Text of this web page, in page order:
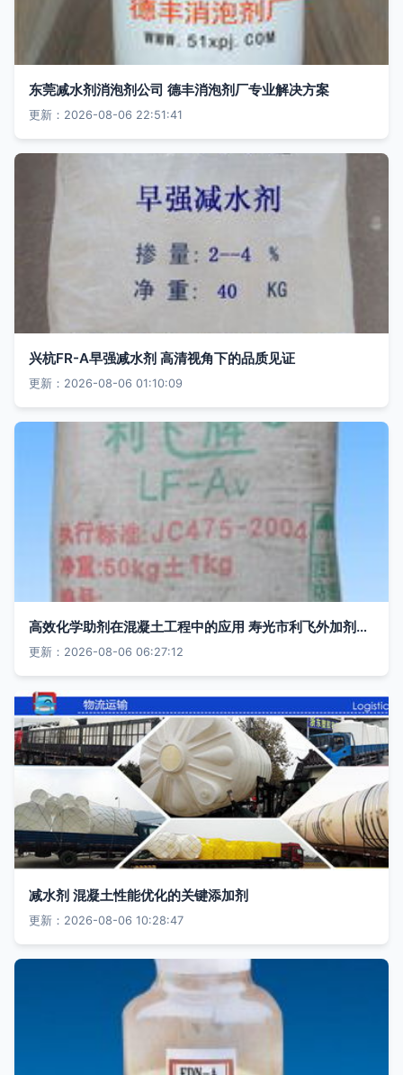
东莞减水剂消泡剂公司 德丰消泡剂厂专业解决方案
更新：2026-08-06 22:51:41
兴杭FR-A早强减水剂 高清视角下的品质见证
更新：2026-08-06 01:10:09
高效化学助剂在混凝土工程中的应用 寿光市利飞外加剂产品解析
更新：2026-08-06 06:27:12
减水剂 混凝土性能优化的关键添加剂
更新：2026-08-06 10:28:47